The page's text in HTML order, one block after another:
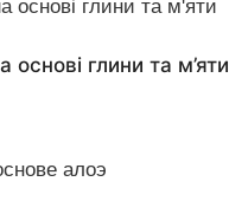
глини та м’яти